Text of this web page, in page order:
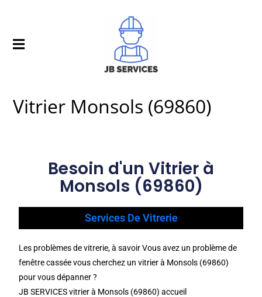
Vitrier Monsols (69860)
Besoin d'un Vitrier à
Monsols (69860)
Services De Vitrerie
Les problèmes de vitrerie, à savoir Vous avez un problème de
fenêtre cassée vous cherchez un vitrier à Monsols (69860)
pour vous dépanner ?
JB SERVICES vitrier à Monsols (69860) accueil